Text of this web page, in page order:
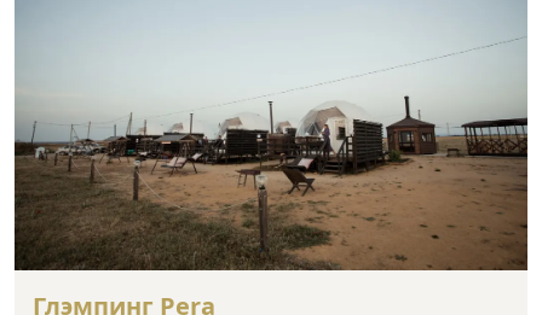
Глэмпинг Pera